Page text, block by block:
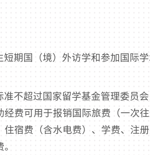
期国（境）外访学和参加国际
准不超过国家留学基金管理委员
费可用于报销国际旅费（一次
宿费（含水电费）、学费、注